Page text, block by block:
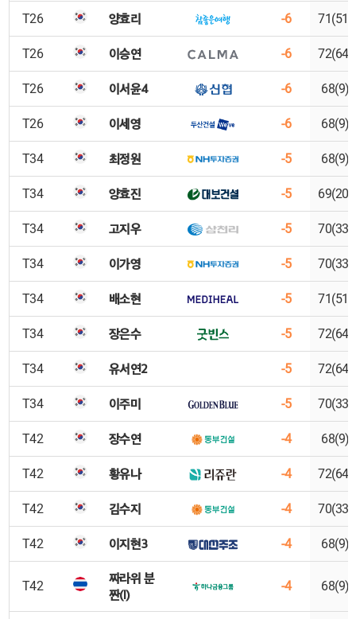
T26 양효리 -6 71(51)
T26 이승연 -6 72(64)
T26 이서윤4 -6 68(9)
T26 이세영 -6 68(9)
T34 최정원 -5 68(9)
T34 양효진 -5 69(20)
T34 고지우 -5 70(33)
T34 이가영 -5 70(33)
T34 배소현 -5 71(51)
T34 장은수 -5 72(64)
T34 유서연2 -5 72(64)
T34 이주미 -5 70(33)
T42 장수연 -4 68(9)
T42 황유나 -4 72(64)
T42 김수지 -4 70(33)
T42 이지현3 -4 68(9)
T42
짜라위 분
짠(I)
-4 68(9)